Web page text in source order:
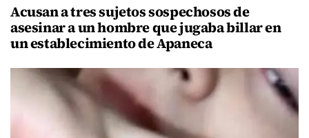
Acusan a tres sujetos sospechosos de
asesinar a un hombre que jugaba billar en
un establecimiento de Apaneca